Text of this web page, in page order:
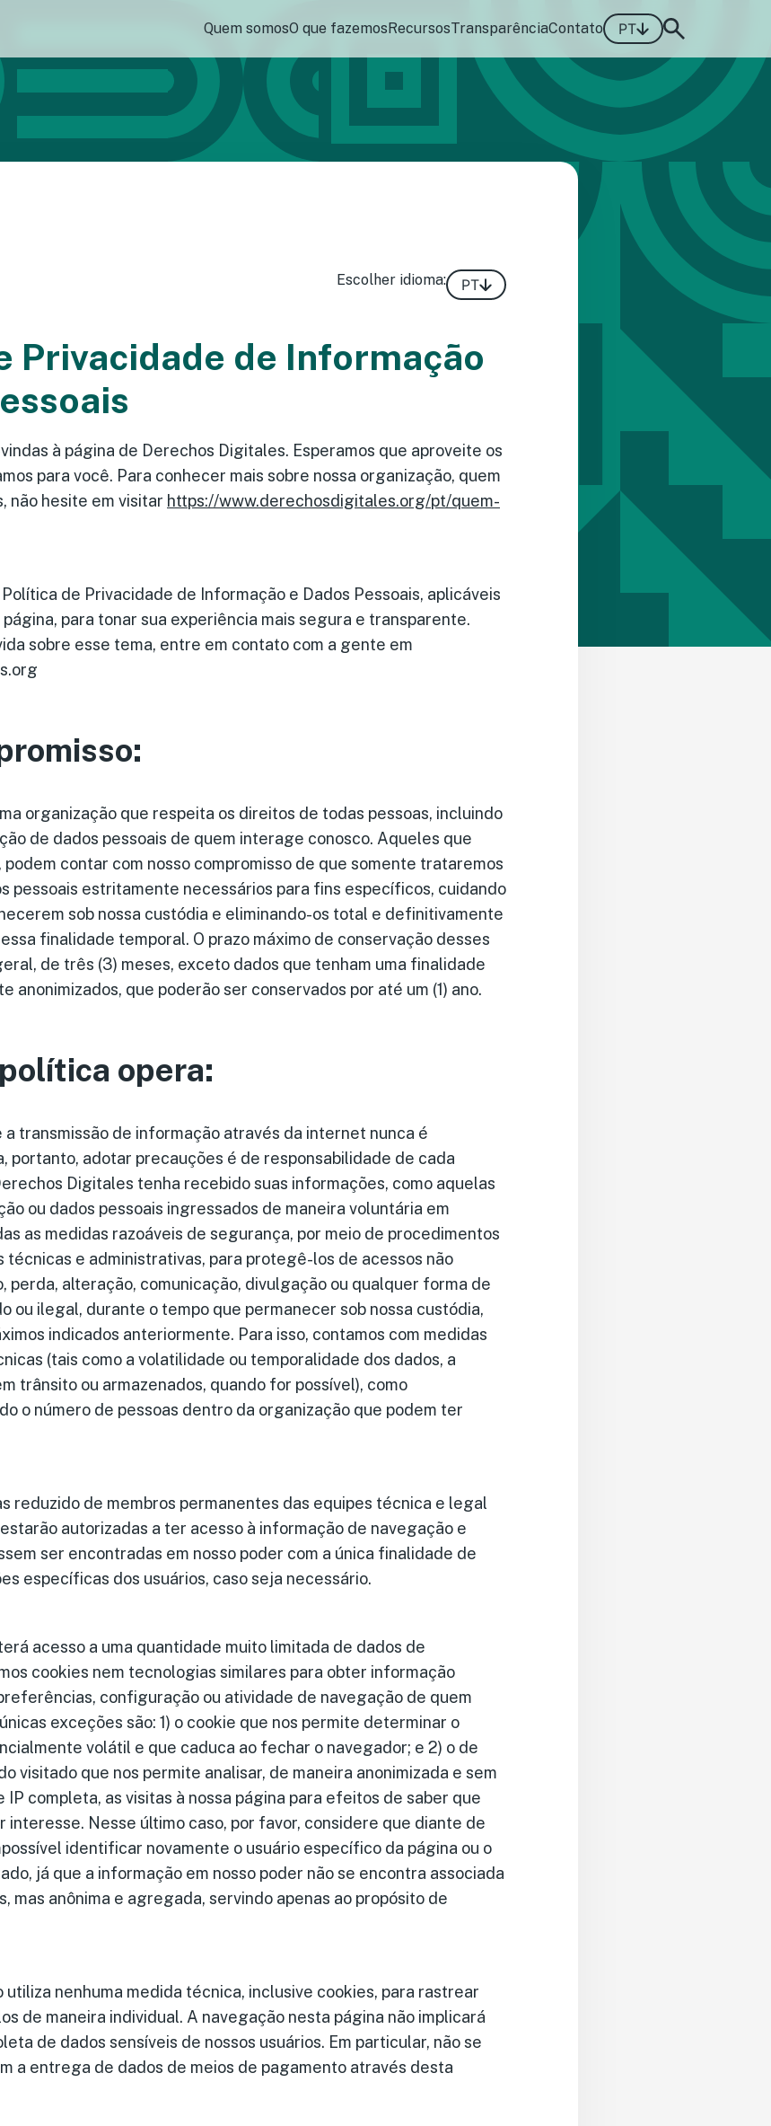
Quem somosO que fazemosRecursosTransparênciaContato PT
Escolher idioma: PT
Privacidade de Informação
à página de Derechos Digitales. Esperamos que aproveite os
para você. Para conhecer mais sobre nossa organização, quem
não hesite em visitar https://www.derechosdigitales.org/pt/quem-
de Privacidade de Informação e Dados Pessoais, aplicáveis
para tonar sua experiência mais segura e transparente.
sobre esse tema, entre em contato com a gente em
organização que respeita os direitos de todas pessoas, incluindo
de dados pessoais de quem interage conosco. Aqueles que
contar com nosso compromisso de que somente trataremos
pessoais estritamente necessários para fins específicos, cuidando
sob nossa custódia e eliminando-os total e definitivamente
finalidade temporal. O prazo máximo de conservação desses
de três (3) meses, exceto dados que tenham uma finalidade
anonimizados, que poderão ser conservados por até um (1) ano.
opera:
a transmissão de informação através da internet nunca é
portanto, adotar precauções é de responsabilidade de cada
Digitales tenha recebido suas informações, como aquelas
ou dados pessoais ingressados de maneira voluntária em
as medidas razoáveis de segurança, por meio de procedimentos
técnicas e administrativas, para protegê-los de acessos não
perda, alteração, comunicação, divulgação ou qualquer forma de
ou ilegal, durante o tempo que permanecer sob nossa custódia,
indicados anteriormente. Para isso, contamos com medidas
(tais como a volatilidade ou temporalidade dos dados, a
trânsito ou armazenados, quando for possível), como
o número de pessoas dentro da organização que podem ter
reduzido de membros permanentes das equipes técnica e legal
autorizadas a ter acesso à informação de navegação e
ser encontradas em nosso poder com a única finalidade de
específicas dos usuários, caso seja necessário.
acesso a uma quantidade muito limitada de dados de
cookies nem tecnologias similares para obter informação
configuração ou atividade de navegação de quem
exceções são: 1) o cookie que nos permite determinar o
volátil e que caduca ao fechar o navegador; e 2) o de
visitado que nos permite analisar, de maneira anonimizada e sem
IP completa, as visitas à nossa página para efeitos de saber que
interesse. Nesse último caso, por favor, considere que diante de
identificar novamente o usuário específico da página ou o
já que a informação em nosso poder não se encontra associada
mas anônima e agregada, servindo apenas ao propósito de
utiliza nenhuma medida técnica, inclusive cookies, para rastrear
de maneira individual. A navegação nesta página não implicará
de dados sensíveis de nossos usuários. Em particular, não se
a entrega de dados de meios de pagamento através desta